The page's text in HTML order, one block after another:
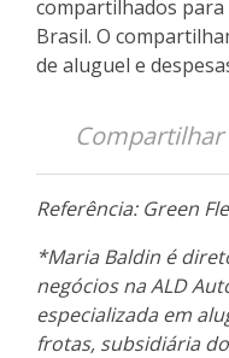
compartilhados
Brasil. O
de aluguel e
Referência: Green
*Maria Baldin é
negócios na ALD
especializada em
frotas, subsidiária